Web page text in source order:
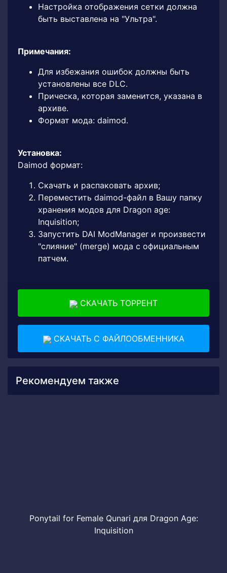
Настройка отображения сетки должна
быть выставлена на "Ультра".
Примечания:
Для избежания ошибок должны быть
установлены все DLC.
Прическа, которая заменится, указана в
архиве.
Формат мода: daimod.
Установка:
Daimod формат:
Скачать и распаковать архив;
Переместить daimod-файл в Вашу папку
хранения модов для Dragon age:
Inquisition;
Запустить DAI ModManager и произвести
"слияние" (merge) мода с официальным
патчем.
СКАЧАТЬ ТОРРЕНТ
СКАЧАТЬ С ФАЙЛООБМЕННИКА
Рекомендуем также
Ponytail for Female Qunari для Dragon Age:
Inquisition